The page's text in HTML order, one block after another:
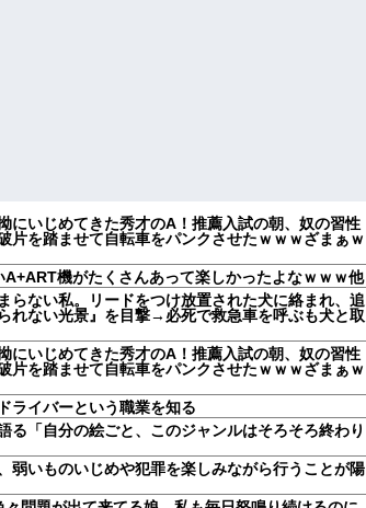
にいじめてきた秀才のA！推薦入試の朝、奴の習性
片を踏ませて自転車をパンクさせたｗｗｗざまぁｗ
機がたくさんあって楽しかったよなｗｗｗ他
らない私。リードをつけ放置された犬に絡まれ、追
れない光景』を目撃→必死で救急車を呼ぶも犬と取
にいじめてきた秀才のA！推薦入試の朝、奴の習性
片を踏ませて自転車をパンクさせたｗｗｗざまぁｗ
ライバーという職業を知る
る「自分の絵ごと、このジャンルはそろそろ終わり
弱いものいじめや犯罪を楽しみながら行うことが陽